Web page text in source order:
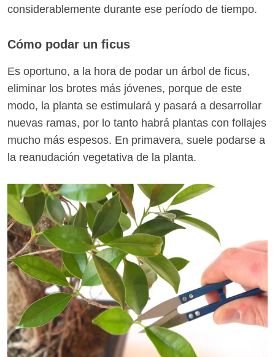
considerablemente durante ese período de tiempo.
Cómo podar un ficus
Es oportuno, a la hora de podar un árbol de ficus,
eliminar los brotes más jóvenes, porque de este
modo, la planta se estimulará y pasará a desarrollar
nuevas ramas, por lo tanto habrá plantas con follajes
mucho más espesos. En primavera, suele podarse a
la reanudación vegetativa de la planta.